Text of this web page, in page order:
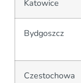
Katowice
Bydgoszcz
Czestochowa